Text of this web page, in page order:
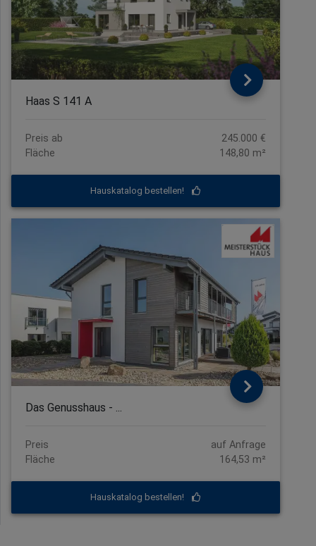
Haas S 141 A
Preis ab
245.000 €
Fläche
148,80 m²
Hauskatalog bestellen!
Das Genusshaus - ...
Preis
auf Anfrage
Fläche
164,53 m²
Hauskatalog bestellen!